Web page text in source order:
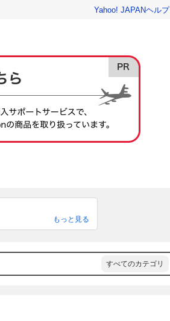
Yahoo! JAPANヘルプ
もっと見る
すべてのカテゴリ